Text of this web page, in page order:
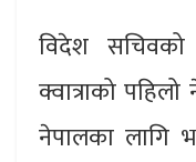
विदेश सचिवको
क्वात्राको
नेपालका लागि